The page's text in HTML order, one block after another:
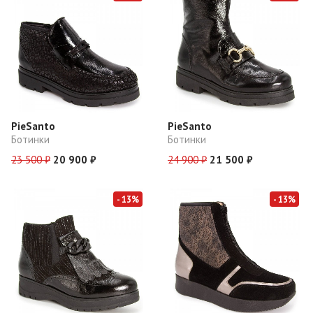
PieSanto
Ботинки
23 500 ₽ 20 900 ₽
PieSanto
Ботинки
24 900 ₽ 21 500 ₽
- 13% - 13%